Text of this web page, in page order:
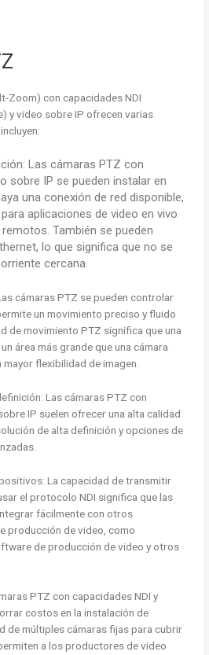
Zoom) con capacidades NDI
y video sobre IP ofrecen varias
Las cámaras PTZ con
sobre IP se pueden instalar en
una conexión de red disponible,
aplicaciones de video en vivo
También se pueden
lo que significa que no se
cercana.
cámaras PTZ se pueden controlar
un movimiento preciso y fluido
de movimiento PTZ significa que una
área más grande que una cámara
flexibilidad de imagen.
Las cámaras PTZ con
IP suelen ofrecer una alta calidad
de alta definición y opciones de
La capacidad de transmitir
el protocolo NDI significa que las
fácilmente con otros
producción de video, como
de producción de video y otros
PTZ con capacidades NDI y
costos en la instalación de
de múltiples cámaras fijas para cubrir
a los productores de video